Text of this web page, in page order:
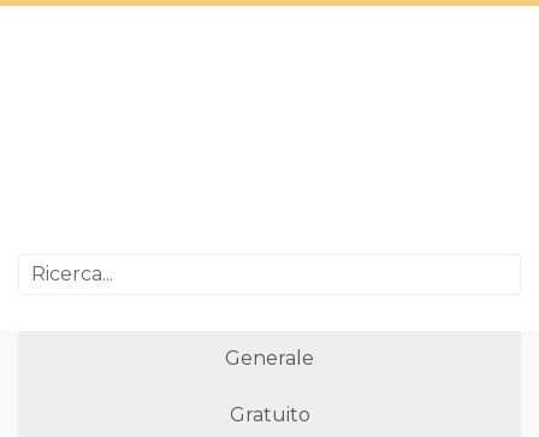
Generale
Gratuito